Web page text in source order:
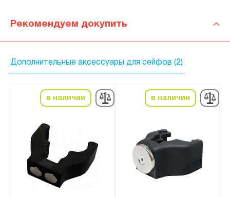
Рекомендуем докупить
Дополнительные аксессуары для сейфов (2)
в наличии в наличии